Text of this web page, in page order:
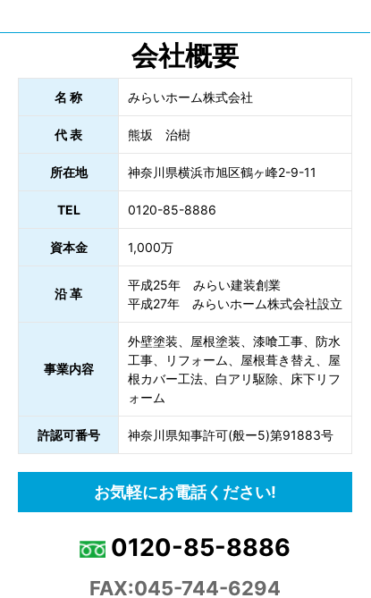
会社概要
名 称 みらいホーム株式会社
代 表 熊坂 治樹
所在地 神奈川県横浜市旭区鶴ヶ峰2-9-11
TEL 0120-85-8886
資本金 1,000万
沿 革
平成25年 みらい建装創業
平成27年 みらいホーム株式会社設立
事業内容
外壁塗装、屋根塗装、漆喰工事、防水
工事、リフォーム、屋根葺き替え、屋
根カバー工法、白アリ駆除、床下リフ
ォーム
許認可番号 神奈川県知事許可(般ー5)第91883号
お気軽にお電話ください!
0120-85-8886
FAX:045-744-6294